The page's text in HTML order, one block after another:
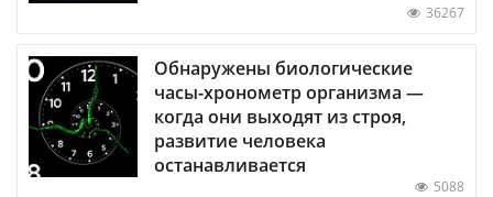
36267
Обнаружены биологические
часы-хронометр организма —
когда они выходят из строя,
развитие человека
останавливается
5088